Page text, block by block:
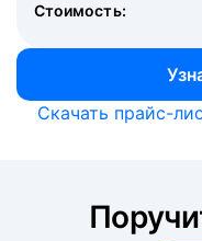
Стоимость:
Скачать прайс-